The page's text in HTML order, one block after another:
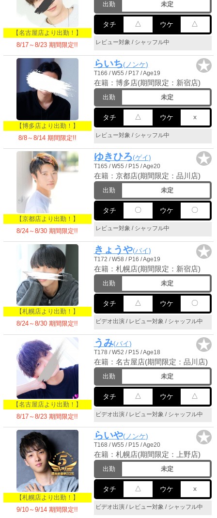
【名古屋店より出勤！】
8/17～8/23 期間限定!!
出勤 未定
タチ △ ウケ △
レビュー対象 / シャッフル中
【博多店より出勤！】
8/8～8/14 期間限定!!
らいち ノンケ
T166 / W55 / P17 / Age19
在籍：博多店(期間限定：新宿店)
★
出勤 未定
タチ △ ウケ x
レビュー対象 / シャッフル中
【京都店より出勤！】
8/24～8/30 期間限定!!
ゆきひろ ゲイ
T165 / W55 / P15 / Age20
在籍：京都店(期間限定：品川店)
★
出勤 未定
タチ 〇 ウケ 〇
レビュー対象 / シャッフル中
【札幌店より出勤！】
8/24～8/30 期間限定!!
きょうや バイ
T172 / W58 / P16 / Age19
在籍：札幌店(期間限定：新宿店)
★
出勤 未定
タチ △ ウケ 〇
ビデオ出演 / レビュー対象 / シャッフル中
【名古屋店より出勤！】
8/17～8/23 期間限定!!
うみ バイ
T178 / W52 / P15 / Age18
在籍：名古屋店(期間限定：品川店)
★
出勤 未定
タチ △ ウケ △
ビデオ出演 / レビュー対象 / シャッフル中
【札幌店より出勤！】
9/10～9/14 期間限定!!
らいや ノンケ
T168 / W55 / P15 / Age20
在籍：札幌店(期間限定：上野店)
★
出勤 未定
タチ △ ウケ x
ビデオ出演 / レビュー対象 / シャッフル中